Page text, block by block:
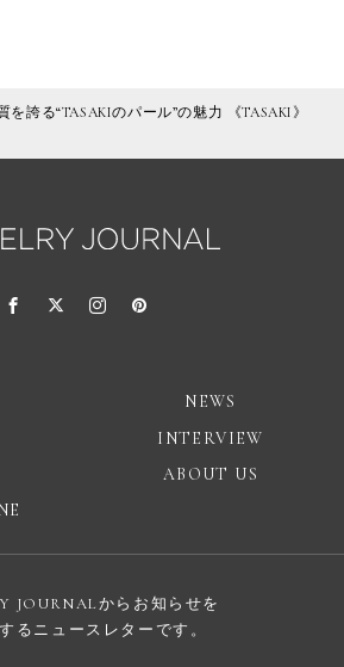
を誇る“TASAKIのパール”の魅力 《TASAKI》
NEWS
INTERVIEW
ABOUT US
JOURNALからお知らせを
るニュースレターです。